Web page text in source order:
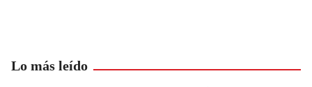
Lo más leído